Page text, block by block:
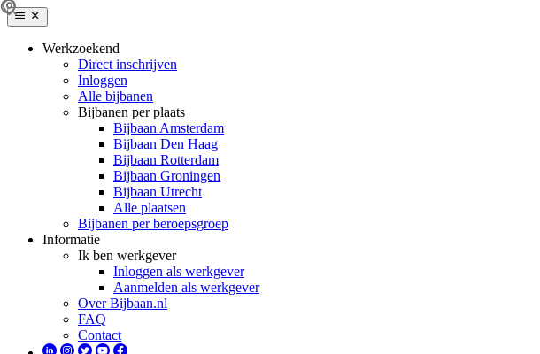
Werkzoekend
Direct inschrijven
Inloggen
Alle bijbanen
Bijbanen per plaats
Bijbaan Amsterdam
Bijbaan Den Haag
Bijbaan Rotterdam
Bijbaan Groningen
Bijbaan Utrecht
Alle plaatsen
Bijbanen per beroepsgroep
Informatie
Ik ben werkgever
Inloggen als werkgever
Aanmelden als werkgever
Over Bijbaan.nl
FAQ
Contact